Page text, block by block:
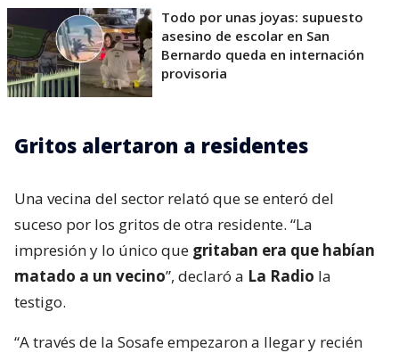
Todo por unas joyas: supuesto
asesino de escolar en San
Bernardo queda en internación
provisoria
Gritos alertaron a residentes
Una vecina del sector relató que se enteró del
suceso por los gritos de otra residente. “La
impresión y lo único que gritaban era que habían
matado a un vecino”, declaró a La Radio la
testigo.
“A través de la Sosafe empezaron a llegar y recién